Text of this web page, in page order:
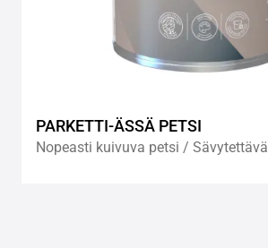
PARKETTI-ÄSSÄ PETSI
Nopeasti kuivuva petsi / Sävytettävä